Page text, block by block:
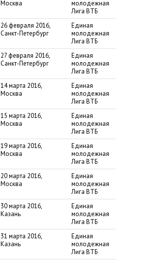
Москва
молодежная
Лига ВТБ
26 февраля 2016,
Санкт-Петербург
Единая
молодежная
Лига ВТБ
27 февраля 2016,
Санкт-Петербург
Единая
молодежная
Лига ВТБ
14 марта 2016,
Москва
Единая
молодежная
Лига ВТБ
15 марта 2016,
Москва
Единая
молодежная
Лига ВТБ
19 марта 2016,
Москва
Единая
молодежная
Лига ВТБ
20 марта 2016,
Москва
Единая
молодежная
Лига ВТБ
30 марта 2016,
Казань
Единая
молодежная
Лига ВТБ
31 марта 2016,
Казань
Единая
молодежная
Лига ВТБ